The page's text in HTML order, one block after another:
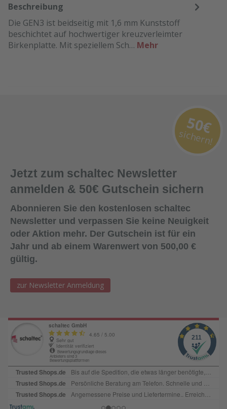
Beschreibung
Die GEN3 ist beidseitig mit 1,6 mm Kunststoff
beschichtet auf hochwertiger kreuzverleimter
Birkenplatte. Mit speziellem Sch… Mehr
Jetzt zum schaltec Newsletter
anmelden & 50€ Gutschein sichern
Abonnieren Sie den kostenlosen schaltec
Newsletter und verpassen Sie keine Neuigkeit
oder Aktion mehr. Der Gutschein ist für ein
Jahr und ab einem Warenwert von 500,00 €
gültig.
zur Newsletter Anmeldung
50€
sichern!